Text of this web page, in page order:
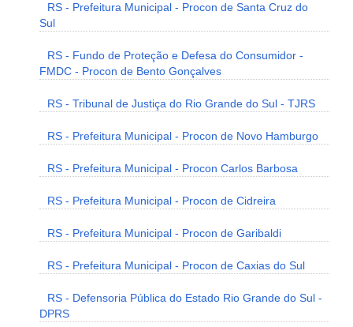
RS - Prefeitura Municipal - Procon de Santa Cruz do
Sul
RS - Fundo de Proteção e Defesa do Consumidor -
FMDC - Procon de Bento Gonçalves
RS - Tribunal de Justiça do Rio Grande do Sul - TJRS
RS - Prefeitura Municipal - Procon de Novo Hamburgo
RS - Prefeitura Municipal - Procon Carlos Barbosa
RS - Prefeitura Municipal - Procon de Cidreira
RS - Prefeitura Municipal - Procon de Garibaldi
RS - Prefeitura Municipal - Procon de Caxias do Sul
RS - Defensoria Pública do Estado Rio Grande do Sul -
DPRS